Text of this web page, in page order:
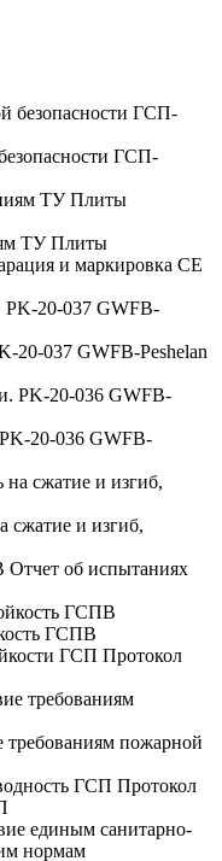
ГСП-
ТУ Плиты
20-037 GWFB-Peshelan
20-036 GWFB-
сжатие и изгиб,
Отчет об испытаниях
ГСПВ
Протокол
требованиям пожарной
Протокол